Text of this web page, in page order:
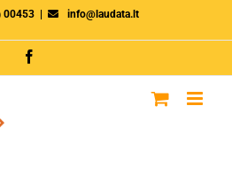
00453 info@laudata.lt